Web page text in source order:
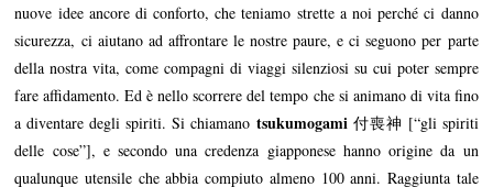
nuove idee ancore di conforto, che teniamo strette a noi perché ci danno
sicurezza, ci aiutano ad affrontare le nostre paure, e ci seguono per parte
della nostra vita, come compagni di viaggi silenziosi su cui poter sempre
fare affidamento. Ed è nello scorrere del tempo che si animano di vita fino
a diventare degli spiriti. Si chiamano tsukumogami付喪神 [“gli spiriti
delle cose”], e secondo una credenza giapponese hanno origine da un
qualunque utensile che abbia compiuto almeno 100 anni. Raggiunta tale